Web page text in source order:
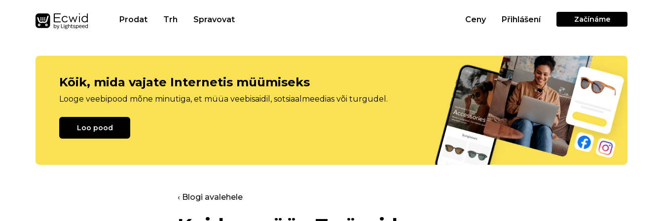
Prodat Trh Spravovat Ceny Přihlášení Začínáme
Kõik, mida vajate Internetis müümiseks
Looge veebipood mõne minutiga, et müüa veebisaidil, sotsiaalmeedias või turgudel.
Loo pood
‹ Blogi avalehele